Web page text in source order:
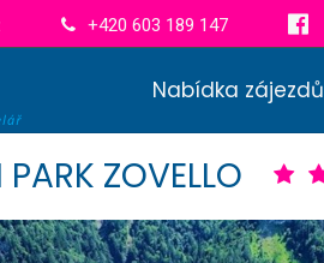
+420 603 189 147
Nabídka zájezdů
ZOVELLO